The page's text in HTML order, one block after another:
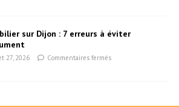
sur Dijon : 7 erreurs à éviter
27, 2026 Commentaires fermés